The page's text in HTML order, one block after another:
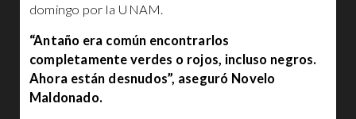
domingo por la UNAM.
“Antaño era común encontrarlos
completamente verdes o rojos, incluso negros.
Ahora están desnudos”, aseguró Novelo
Maldonado.